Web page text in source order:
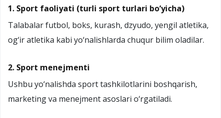
1. Sport faoliyati (turli sport turlari bo‘yicha)
Talabalar futbol, boks, kurash, dzyudo, yengil atletika,
og‘ir atletika kabi yo‘nalishlarda chuqur bilim oladilar.
2. Sport menejmenti
Ushbu yo‘nalishda sport tashkilotlarini boshqarish,
marketing va menejment asoslari o‘rgatiladi.